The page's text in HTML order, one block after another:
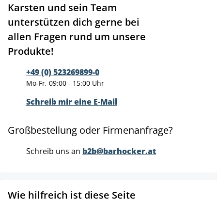
Karsten und sein Team
unterstützen dich gerne bei
allen Fragen rund um unsere
Produkte!
+49 (0) 523269899-0
Mo-Fr, 09:00 - 15:00 Uhr
Schreib mir eine E-Mail
Großbestellung oder Firmenanfrage?
Schreib uns an b2b@barhocker.at
Wie hilfreich ist diese Seite